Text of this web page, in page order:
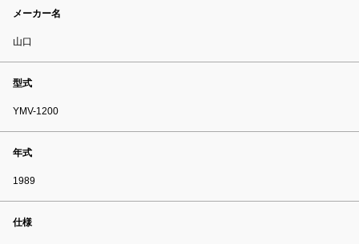
メーカー名
山口
型式
YMV-1200
年式
1989
仕様